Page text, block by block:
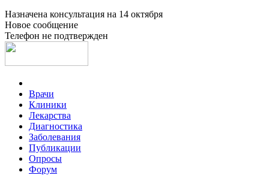
Назначена консультация на 14 октября
Новое сообщение
Телефон не подтвержден
Врачи
Клиники
Лекарства
Диагностика
Заболевания
Публикации
Опросы
Форум